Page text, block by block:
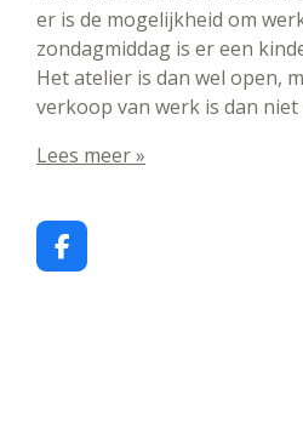
er is de mogelijkheid om
zondagmiddag is er een
Het atelier is dan wel open,
verkoop van werk is dan niet
Lees meer »
F
a